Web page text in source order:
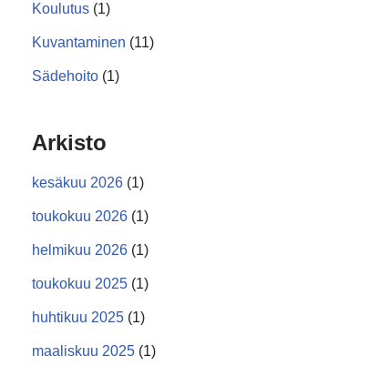
Koulutus (1)
Kuvantaminen (11)
Sädehoito (1)
Arkisto
kesäkuu 2026 (1)
toukokuu 2026 (1)
helmikuu 2026 (1)
toukokuu 2025 (1)
huhtikuu 2025 (1)
maaliskuu 2025 (1)